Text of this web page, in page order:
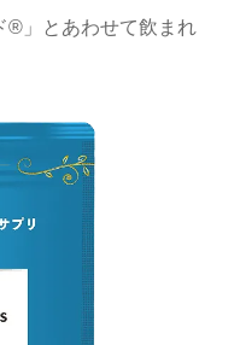
®」とあわせて飲まれ